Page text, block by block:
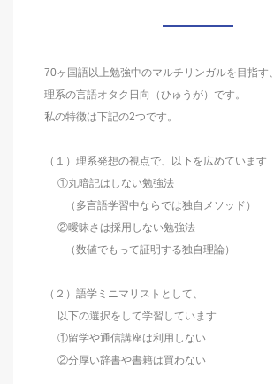
70ヶ国語以上勉強中のマルチリンガルを目指す、
理系の言語オタク日向（ひゅうが）です。
私の特徴は下記の2つです。
（１）理系発想の視点で、以下を広めています
①丸暗記はしない勉強法
（多言語学習中ならでは独自メソッド）
②曖昧さは採用しない勉強法
（数値でもって証明する独自理論）
（２）語学ミニマリストとして、
以下の選択をして学習しています
①留学や通信講座は利用しない
②分厚い辞書や書籍は買わない